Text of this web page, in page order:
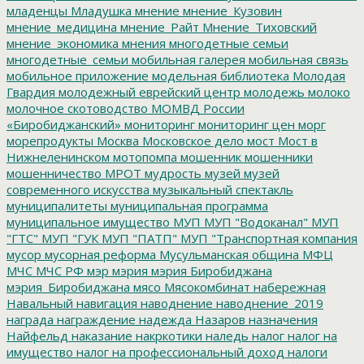
младенцы Младушка мнение мнение_Кузовин
мнение_медицина мнение_Райт Мнение_Тиховский
мнение_экономика мнения многодетные семьи
многодетные_семьи мобильная галерея мобильная связь
мобильное приложение модельная библиотека Молодая
Гвардия молодежный еврейский центр молодежь молоко
молочное скотоводство МОМВД России
«Биробиджанский» мониторинг мониторинг цен морг
морепродукты Москва Московское дело мост Мост в
Нижнеленинском мотопомпа мошенник мошенники
мошенничество МРОТ мудрость музей музей
современного искусства музыкальный спектакль
муниципалитеты муниципальная программа
муниципальное имущество МУП МУП "Водоканал" МУП
"ГТС" МУП "ГУКМУП "ПАТП" МУП "Транспортная компания
мусор мусорная реформа Мусульманская община МФЦ
МЧС МЧС РФ мэр мэрия мэрия Биробиджана
мэрия_Биробиджана мясо Мясокомбинат набережная
Навальный навигация наводнение наводнение_2019
награда награждение надежда Назаров назначения
Найфельд наказание накркотики наледь налог налог на
имущество налог на профессиональный доход налоги